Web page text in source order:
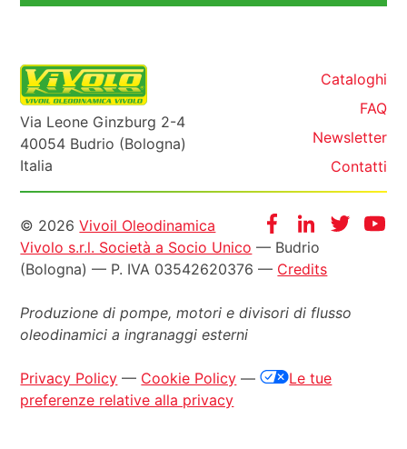
Via Leone Ginzburg 2-4
40054 Budrio (Bologna)
Italia
Cataloghi
FAQ
Newsletter
Contatti
FacebookInstagram
Twitter
Informazioni
legali
© 2026Vivoil Oleodinamica
Vivolo s.r.l. Società a Socio Unico — Budrio
(Bologna) — P. IVA 03542620376 — Credits
Produzione di pompe, motori edivisori di flusso
oleodinamici a ingranaggi esterni
Privacy Policy — Cookie Policy —
Le tue
preferenze relative alla privacy